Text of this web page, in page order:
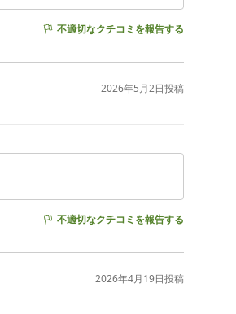
不適切なクチコミを報告する
2026年5月2日投稿
不適切なクチコミを報告する
2026年4月19日投稿